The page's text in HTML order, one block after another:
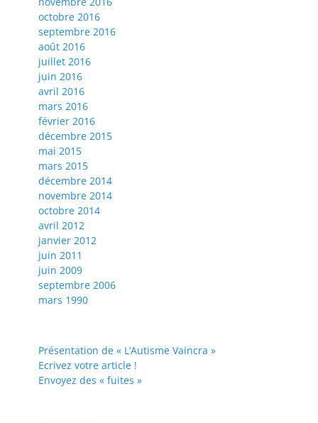
octobre 2016
septembre 2016
août 2016
juillet 2016
juin 2016
avril 2016
mars 2016
février 2016
décembre 2015
mai 2015
mars 2015
décembre 2014
novembre 2014
octobre 2014
avril 2012
janvier 2012
juin 2011
juin 2009
septembre 2006
mars 1990
Présentation de « L’Autisme Vaincra »
Ecrivez votre article !
Envoyez des « fuites »